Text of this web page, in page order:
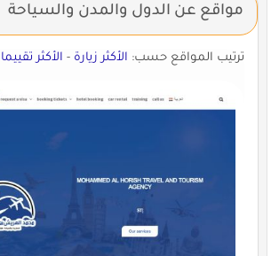
مواقع عن الدول والمدن والسياحة
ترتيب المواقع حسب: الأكثر زيارة-الأكثر تقييما